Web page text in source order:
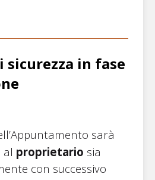
in fase
sarà
al proprietario sia
con successivo